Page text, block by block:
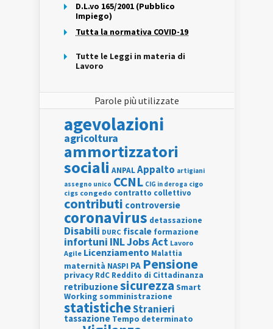
D.L.vo 165/2001 (Pubblico
Impiego)
Tutta la normativa COVID-19
Tutte le Leggi in materia di
Lavoro
Parole più utilizzate
agevolazioni
agricoltura
ammortizzatori
sociali ANPALAppalto artigiani
assegno unico CCNL CIG in deroga cigo
cigs congedo contratto collettivo
contributi controversie
coronavirus detassazione
Disabili DURC fiscale formazione
infortuni INLJobs Act Lavoro
Agile Licenziamento Malattia
maternità NASPI PA Pensione
privacy RdC Reddito di Cittadinanza
retribuzionesicurezza Smart
Working somministrazione
statisticheStranieri
tassazione Tempo determinato